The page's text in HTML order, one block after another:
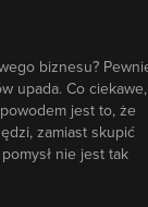
biznesu?
upada. Co ciekawe,
jest to, że
zamiast skupić
nie jest tak